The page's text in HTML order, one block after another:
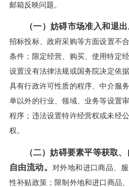
邮箱反映问题。
（一）妨碍市场准入和退出
招标投标、政府采购等方面设置不
条件；限定经营、购买、使用特定
设置没有法律法规或国务院决定依
具有行政许可性质的程序、中介服
单以外的行业、领域、业务等设置
程序；违法设置特许经营权或未经
权。
（二）妨碍要素平等获取
自由流动。
对外地和进口商品、
性补贴政策；限制外地和进口商品